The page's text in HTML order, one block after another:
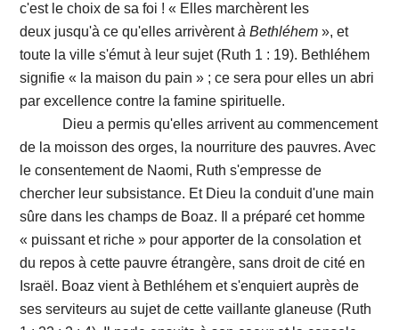
c'est le choix de sa foi ! « Elles marchèrent les
deux jusqu'à ce qu'elles arrivèrentà Bethléhem », et
toute la ville s'émut à leur sujet (Ruth 1 : 19). Bethléhem
signifie « la maison du pain » ; ce sera pour elles un abri
par excellence contre la famine spirituelle.
Dieu a permis qu'elles arrivent au commencement
de la moisson des orges, la nourriture des pauvres. Avec
le consentement de Naomi, Ruth s'empresse de
chercher leur subsistance. Et Dieu la conduit d'une main
sûre dans les champs de Boaz. Il a préparé cet homme
« puissant et riche » pour apporter de la consolation et
du repos à cette pauvre étrangère, sans droit de cité en
Israël. Boaz vient à Bethléhem et s'enquiert auprès de
ses serviteurs au sujet de cette vaillante glaneuse (Ruth